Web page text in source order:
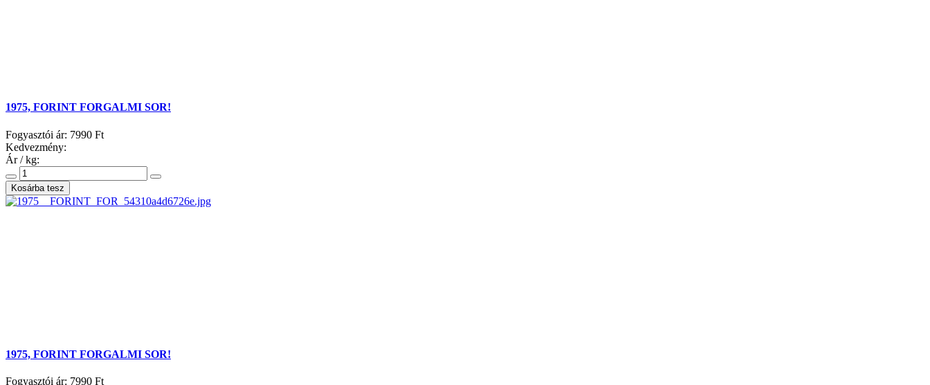
1975, FORINT FORGALMI SOR!
Fogyasztói ár: 7990 Ft
Kedvezmény:
Ár / kg:
1975, FORINT FORGALMI SOR!
Fogyasztói ár: 7990 Ft